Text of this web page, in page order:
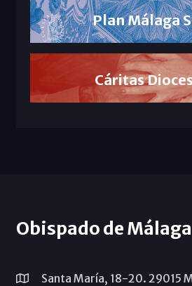
Plan Málaga
Cáritas
Obispado de Málaga
Santa María, 18-20. 29015